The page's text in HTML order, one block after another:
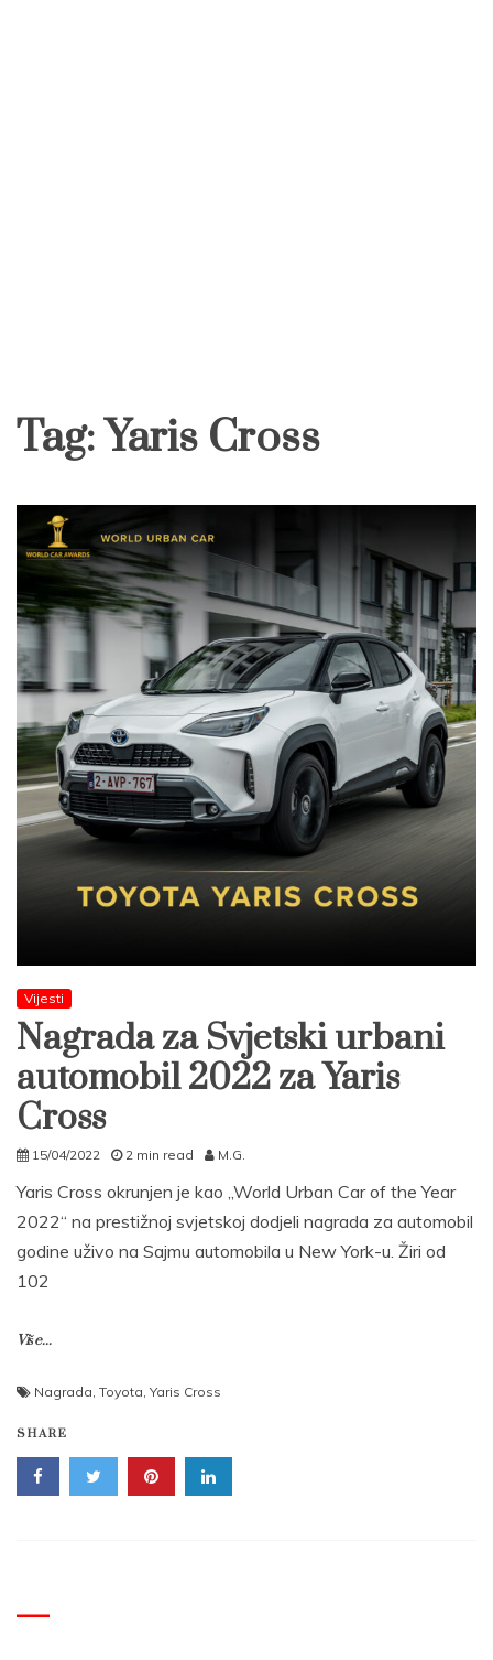
Tag:Yaris Cross
Vijesti
Nagrada za Svjetski urbani
automobil 2022 za Yaris
Cross
15/04/2022 2 min read M.G.
Yaris Cross okrunjen je kao „World Urban Car of the Year
2022“ na prestižnoj svjetskoj dodjeli nagrada za automobil
godine uživo na Sajmu automobila u New York-u. Žiri od
102
Više...
Nagrada, Toyota, Yaris Cross
SHARE